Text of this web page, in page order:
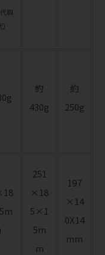
代與
約
430g
約
250g
251
×18
5×1
5m
m
197
×14
0X14
mm